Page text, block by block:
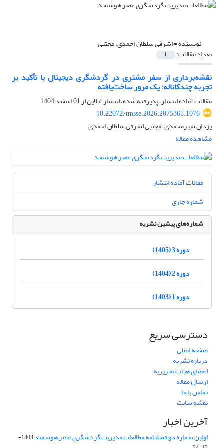
نویسنده =اشرفی سلطان احمدی، مجتبی
تعداد مقالات: 1
نقشه‌برداری از سفر مشتری در گردشگری دیجیتال با تأکید بر
تجربه چندکاناله: یک مرور ساخت‌یافته
مقالات آماده انتشار، پذیرفته شده، انتشار آنلاین از01 اسفند 1404
10.22072/tmsse.2026.2075365.1076
یزدان شیرمحمدی، مجتبی اشرفی سلطان احمدی
مشاهده مقاله
مقالات آماده انتشار
شماره جاری
شماره‌های پیشین نشریه
دوره 3 (1405)
دوره 2 (1404)
دوره 1 (1403)
دسترسی سریع
صفحه اصلی
درباره نشریه
اعضای هیات تحریریه
ارسال مقاله
تماس با ما
نقشه سایت
آخرین اخبار
اولین شماره دو فصلنامه مطالعات مدیریت گردشگری عصر هوشمند
1403-